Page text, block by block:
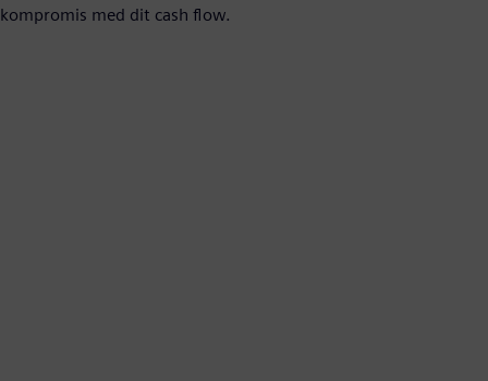
med dit cash flow.